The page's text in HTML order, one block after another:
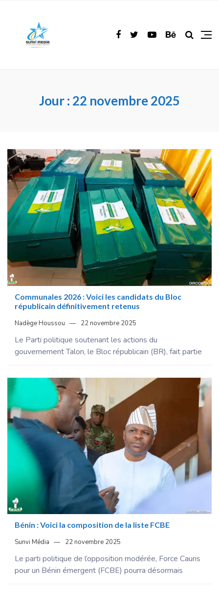
Jour : 22 novembre 2025
Communales 2026 : Voici les candidats du Bloc
républicain définitivement retenus
Nadège Houssou 22 novembre 2025
Le Parti politique soutenant les actions du
gouvernement Talon, le Bloc républicain (BR), fait partie
Bénin : Voici la composition de la liste FCBE
Sunvi Média 22 novembre 2025
Le parti politique de l’opposition modérée, Force Cauris
pour un Bénin émergent (FCBE) pourra désormais